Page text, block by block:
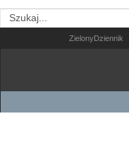
ZielonyDziennik